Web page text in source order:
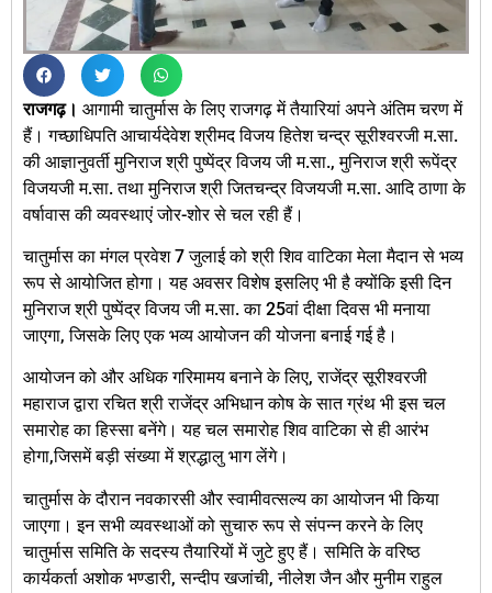
राजगढ़। आगामी चातुर्मास के लिए राजगढ़ में तैयारियां अपने अंतिम चरण में
हैं। गच्छाधिपति आचार्यदेवेश श्रीमद विजय हितेश चन्द्र सूरीश्वरजी म.सा.
की आज्ञानुवर्ती मुनिराज श्री पुष्पेंद्र विजय जी म.सा., मुनिराज श्री रूपेंद्र
विजयजी म.सा. तथा मुनिराज श्री जितचन्द्र विजयजी म.सा. आदि ठाणा के
वर्षावास की व्यवस्थाएं जोर-शोर से चल रही हैं।
चातुर्मास का मंगल प्रवेश 7 जुलाई को श्री शिव वाटिका मेला मैदान से भव्य
रूप से आयोजित होगा। यह अवसर विशेष इसलिए भी है क्योंकि इसी दिन
मुनिराज श्री पुष्पेंद्र विजय जी म.सा. का 25वां दीक्षा दिवस भी मनाया
जाएगा, जिसके लिए एक भव्य आयोजन की योजना बनाई गई है।
आयोजन को और अधिक गरिमामय बनाने के लिए, राजेंद्र सूरीश्वरजी
महाराज द्वारा रचित श्री राजेंद्र अभिधान कोष के सात ग्रंथ भी इस चल
समारोह का हिस्सा बनेंगे। यह चल समारोह शिव वाटिका से ही आरंभ
होगा,जिसमें बड़ी संख्या में श्रद्धालु भाग लेंगे।
चातुर्मास के दौरान नवकारसी और स्वामीवत्सल्य का आयोजन भी किया
जाएगा। इन सभी व्यवस्थाओं को सुचारु रूप से संपन्न करने के लिए
चातुर्मास समिति के सदस्य तैयारियों में जुटे हुए हैं। समिति के वरिष्ठ
कार्यकर्ता अशोक भण्डारी, सन्दीप खजांची, नीलेश जैन और मुनीम राहुल